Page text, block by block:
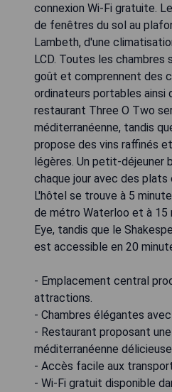
connexion Wi-Fi gratuite.
de fenêtres du sol au
Lambeth, d'une
LCD. Toutes les chambres
goût et comprennent des
ordinateurs portables ainsi
restaurant Three O Two
méditerranéenne, tandis
propose des vins raffinés
légères. Un petit-déjeuner
chaque jour avec des
L'hôtel se trouve à 5
de métro Waterloo et à 15
Eye, tandis que le
est accessible en 20
- Emplacement central
attractions.
- Chambres élégantes
- Restaurant proposant
méditerranéenne délicieuse.
- Accès facile aux
- Wi-Fi gratuit disponible